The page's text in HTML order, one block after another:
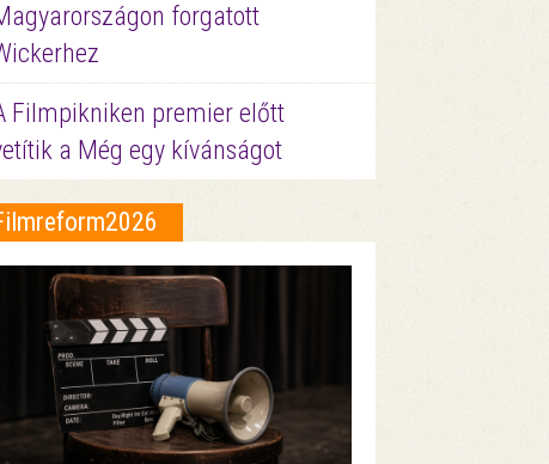
forgatott
Filmpikniken premier előtt
a Még egy kívánságot